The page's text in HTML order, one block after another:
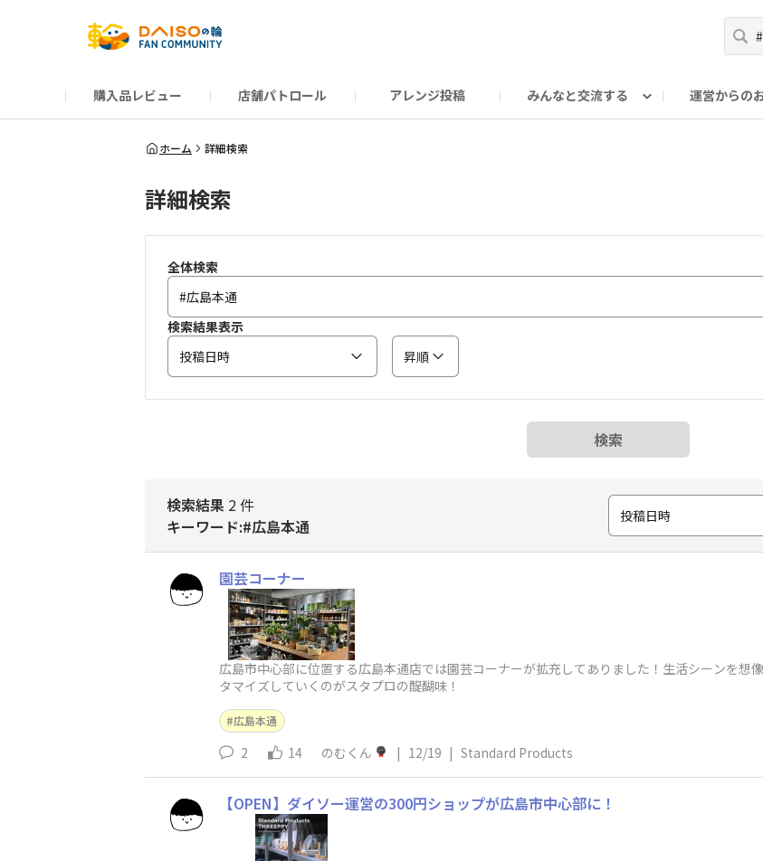
購入品レビュー 店舗パトロール アレンジ投稿 みんなと交流する
だんぜんトーク
運営からの
運営からのお知らせ
ーSP Blogー
プレゼントキャンペーン
1周年記念キャンペーン
公式ホームページ
ホーム 詳細検索
詳細検索
全体検索
検索結果表示
投稿日時
昇順
検索
検索結果 2 件
キーワード:#広島本通
投稿日時
園芸コーナー
広島市中心部に位置する広島本通店では園芸コーナーが拡充してありました！生活シーンを想
タマイズしていくのがスタプロの醍醐味！
広島本通
2 14 のむくん | 12/19 | Standard Products
【OPEN】ダイソー運営の300円ショップが広島市中心部に！